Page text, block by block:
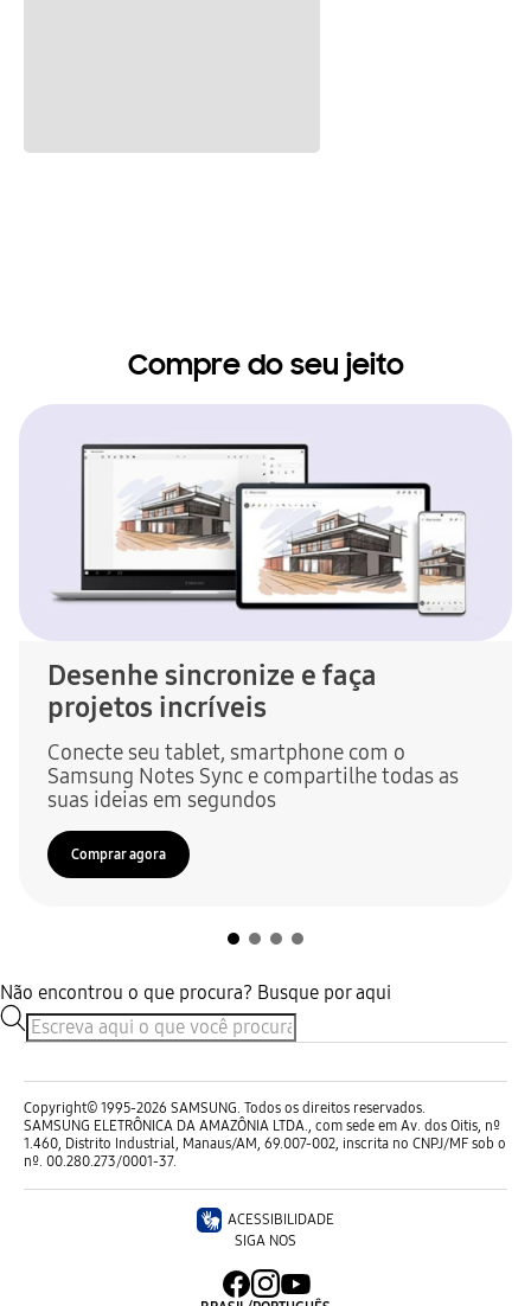
Compre do seu jeito
Desenhe sincronize e faça
projetos incríveis
Conecte seu tablet, smartphone com o
Samsung Notes Sync e compartilhe todas as
suas ideias em segundos
Comprar agora
Não encontrou o que procura? Busque por aqui
Copyright© 1995-2026 SAMSUNG. Todos os direitos reservados.
SAMSUNG ELETRÔNICA DA AMAZÔNIA LTDA., com sede em Av. dos Oitis, nº
1.460, Distrito Industrial, Manaus/AM, 69.007-002, inscrita no CNPJ/MF sob o
nº. 00.280.273/0001-37.
ACESSIBILIDADE
SIGA NOS